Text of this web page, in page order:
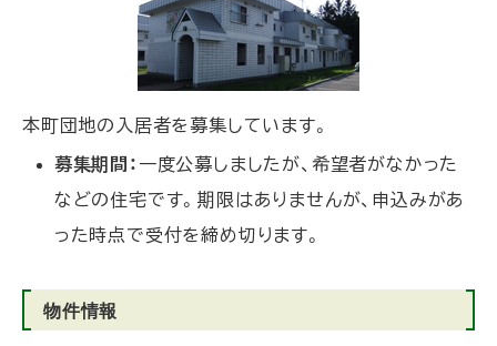
本町 団地の入居者を募集しています。
募集期間： 一度公募しましたが、希望者がなかった
などの住宅です。期限はありませんが、申込みがあ
った時点で受付を締め切ります。
物件情報